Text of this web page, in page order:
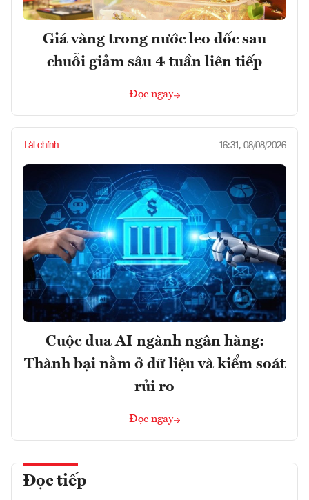
Giá vàng trong nước leo dốc sau
chuỗi giảm sâu 4 tuần liên tiếp
Đọc ngay
Tài chính 16:31, 08/08/2026
Cuộc đua AI ngành ngân hàng:
Thành bại nằm ở dữ liệu và kiểm soát
rủi ro
Đọc ngay
Đọc tiếp